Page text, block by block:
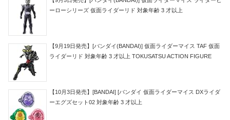
ーローシリーズ 仮面ライダーリド 対象年齢 3 才以上
【9月19日発売】[バンダイ(BANDAI)] 仮面ライダーマイス TAF 仮面
ライダーリド 対象年齢 3 才以上 TOKUSATSU ACTION FIGURE
【10月3日発売】[BANDAI] [バンダイ 仮面ライダーマイス DXライダ
ーエグズセット02 対象年齢 3 才以上